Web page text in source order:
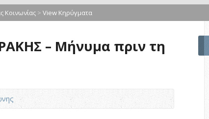
Κοινωνίας > View Κηρύγματα
– Μήνυμα πριν τη